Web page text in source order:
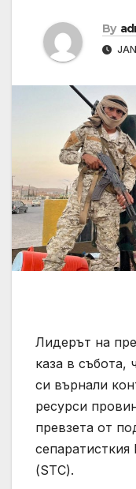
By
Лидерът на
каза в събота,
си върнали
ресурси
превзета от
(STC).